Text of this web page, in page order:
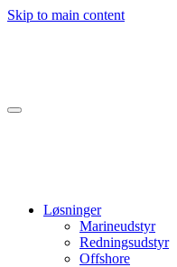
Skip to main content
Løsninger
Marineudstyr
Redningsudstyr
Offshore